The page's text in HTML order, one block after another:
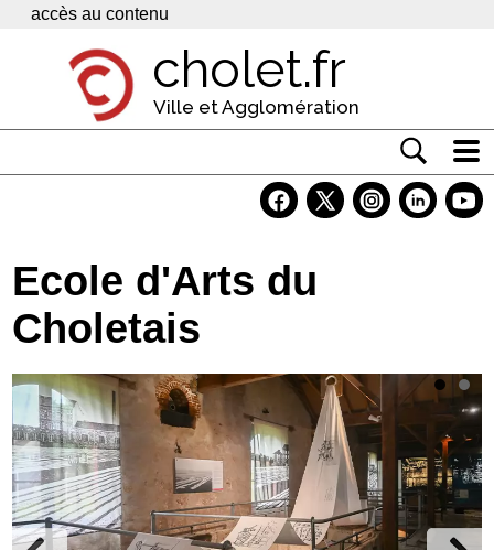
Panneau de gestion des cookies
accès au contenu
cholet.fr
Ville et Agglomération
Economie
Services
Contacts
Ecole d'Arts du
Choletais